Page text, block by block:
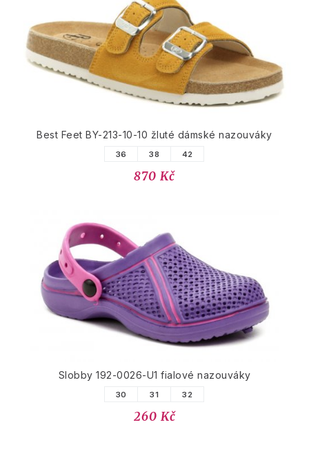
Best Feet BY-213-10-10 žluté dámské nazouváky
36 38 42
870 Kč
Slobby 192-0026-U1 fialové nazouváky
30 31 32
260 Kč